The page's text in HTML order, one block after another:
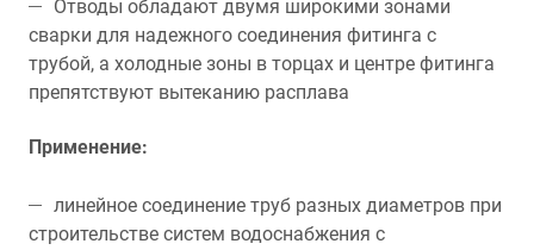
Отводы обладают двумя широкими зонами
сварки для надежного соединения фитинга с
трубой, а холодные зоны в торцах и центре фитинга
препятствуют вытеканию расплава
Применение:
линейное соединение труб разных диаметров при
строительстве систем водоснабжения с